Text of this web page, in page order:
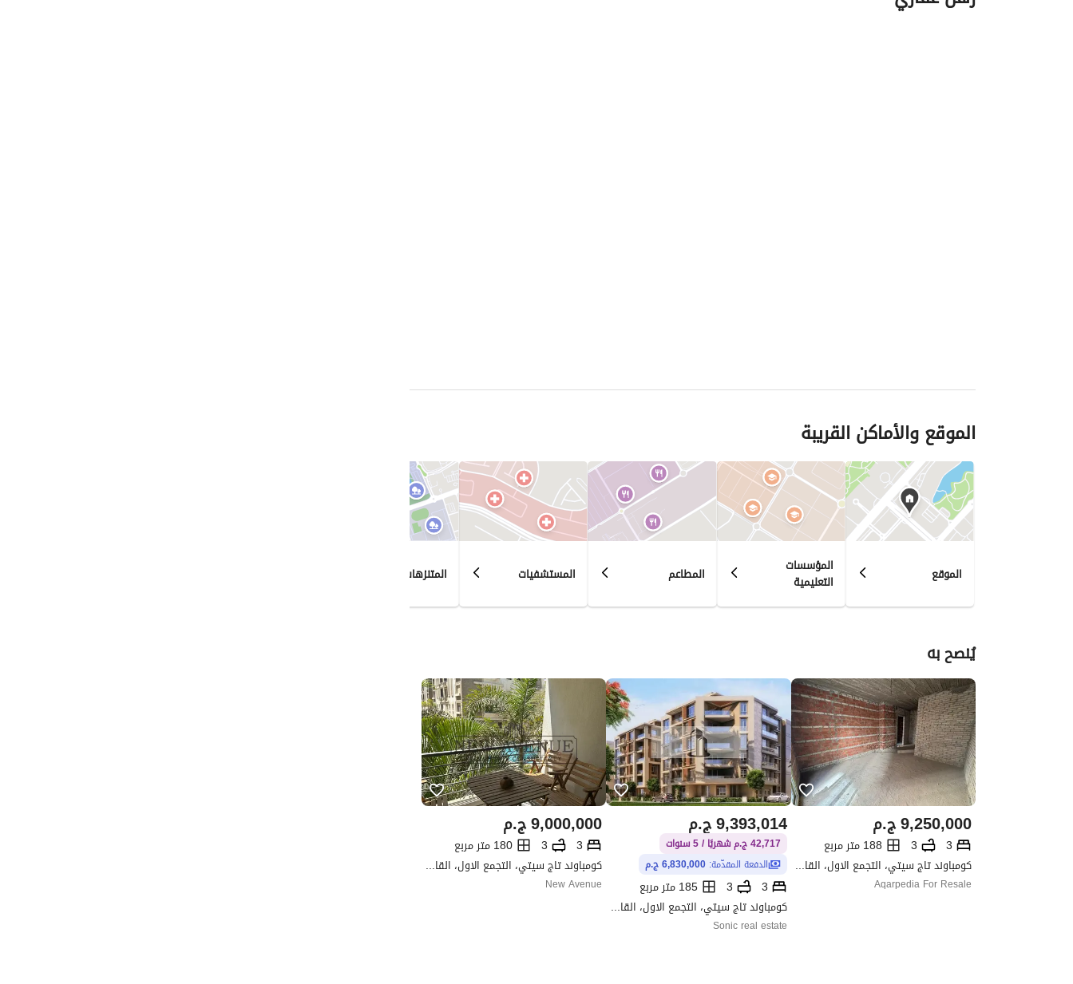
الموقع والأماكن القريبة
الموقع المؤسسات
التعليمية المطاعم المستشفيات المتنزهات
يُنصح به
ج.م9,250,000
3
3
188 متر مربع
كومباوند تاج سيتي، التجمع الاول، القاهرة الجديدة، القاهرة
Aqarpedia For Resale
ج.م9,393,014
42,717 ج.م شهريًا / 5 سنوات
الدفعة المقدّمة:6,830,000 ج.م
3
3
185 متر مربع
كومباوند تاج سيتي، التجمع الاول، القاهرة الجديدة، القاهرة
Sonic real estate
ج.م9,000,000
3
3
180 متر مربع
كومباوند تاج سيتي، التجمع الاول، القاهرة الجديدة، القاهرة
New Avenue